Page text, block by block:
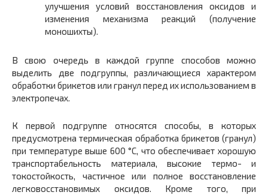
улучшения условий восстановления оксидов и
изменения механизма реакций (получение
моношихты).
В свою очередь в каждой группе способов можно
выделить две подгруппы, различающиеся характером
обработки брикетов или гранул перед их использованием в
электропечах.
К первой подгруппе относятся способы, в которых
предусмотрена термическая обработка брикетов (гранул)
при температуре выше 600 °С, что обеспечивает хорошую
транспортабельность материала, высокие термо- и
токостойкость, частичное или полное восстановление
легковосстановимых оксидов. Кроме того, при